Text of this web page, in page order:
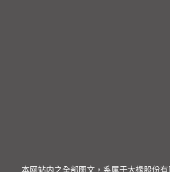
本网站内之全部图文，系属于大椽股份